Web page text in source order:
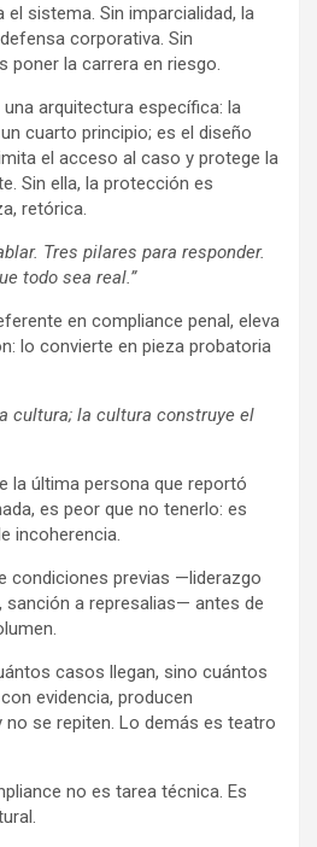
el sistema. Sin imparcialidad, la
corporativa. Sin
poner la carrera en riesgo.
arquitectura específica: la
cuarto principio; es el diseño
el acceso al caso y protege la
Sin ella, la protección es
retórica.
Tres pilares para responder.
todo sea real.”
en compliance penal, eleva
lo convierte en pieza probatoria
cultura; la cultura construye el
la última persona que reportó
es peor que no tenerlo: es
incoherencia.
condiciones previas —liderazgo
sanción a represalias— antes de
casos llegan, sino cuántos
evidencia, producen
se repiten. Lo demás es teatro
no es tarea técnica. Es